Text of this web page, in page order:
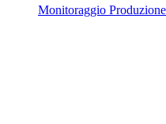
Monitoraggio Produzione